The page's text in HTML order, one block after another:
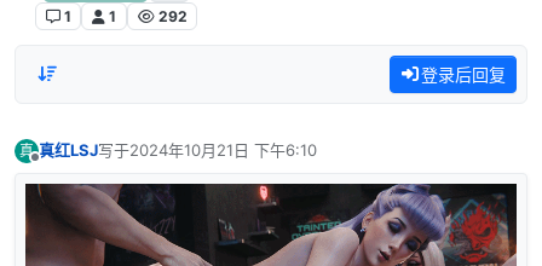
1
1 292
登录后回复
真 真红LSJ写于2024年10月21日 下午6:10
最后由 编辑